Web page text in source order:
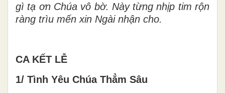
gì tạ ơn Chúa vô bờ. Này từng nhịp tim rộn
ràng trìu mến xin Ngài nhận cho.
CA KẾT LỄ
1/ Tình Yêu Chúa Thẳm Sâu